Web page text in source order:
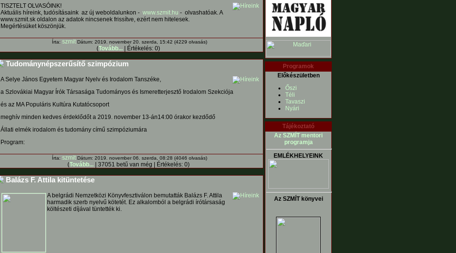
TISZTELT OLVASÓINK!
Aktuális híreink, tudósításaink az új weboldalunkon - www.szmit.hu - olvashatóak. A
www.szmit.sk oldalon az adatok nincsenek frissítve, ezért nem hitelesek.
Megértésüket köszönjük.
Írta: szmit Dátum: 2019. november 20. szerda, 15:42 (4229 olvasás)
(Tovább... | Értékelés: 0)
Tudománynépszerűsítő szimpózium
A Selye János Egyetem Magyar Nyelv és Irodalom Tanszéke,
a Szlovákiai Magyar Írók Társasága Tudományos és Ismeretterjesztő Irodalom Szekciója
és az MA Populáris Kultúra Kutatócsoport
meghív minden kedves érdeklődőt a 2019. november 13-án14:00 órakor kezdődő
Állati elmék irodalom és tudomány című szimpóziumára
Program:
Írta: szmit Dátum: 2019. november 06. szerda, 08:28 (4046 olvasás)
(Tovább...| 37051 betű van még | Értékelés: 0)
Balázs F. Attila kitüntetése
A belgrádi Nemzetközi Könyvfesztiválon bemutatták Balázs F. Attila
harmadik szerb nyelvű kötetét. Ez alkalomból a belgrádi írótársaság
költészeti díjával tüntették ki.
Programok
Előkészületben
Őszi
Téli
Tavaszi
Nyári
Tájékoztató
Az SZMÍT mentori
programja
EMLÉKHELYEINK
Az SZMÍT könyvei